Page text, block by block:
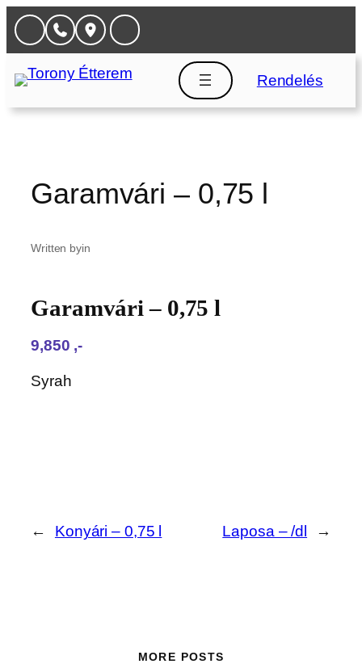
Ugrás
tartalomhoz
Rendelés
Garamvári – 0,75 l
Written byin
Garamvári – 0,75 l
9,850‎ ,-
Syrah
← Konyári – 0,75 l Laposa – /dl →
MORE POSTS